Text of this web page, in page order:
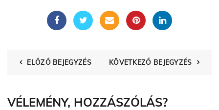
ELŐZŐ BEJEGYZÉS KÖVETKEZŐ BEJEGYZÉS
VÉLEMÉNY, HOZZÁSZÓLÁS?